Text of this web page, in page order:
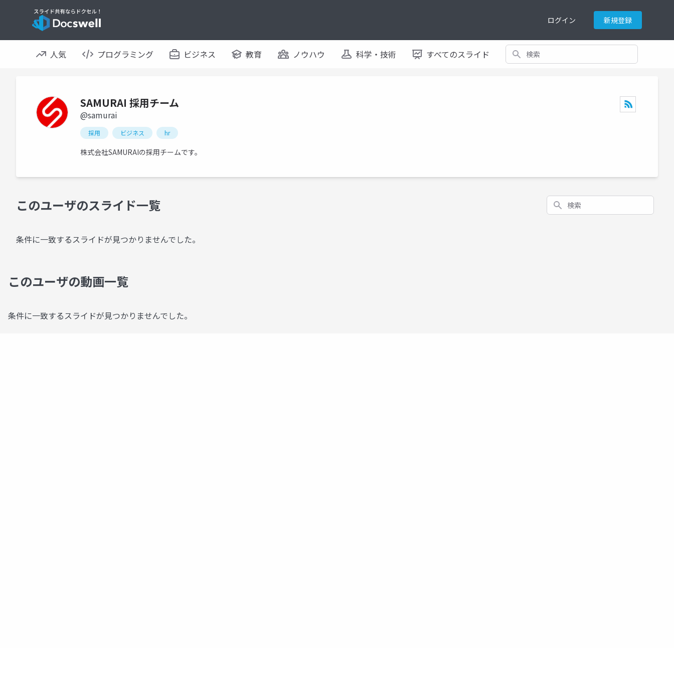
ログイン 新規登録
人気 プログラミング ビジネス 教育 ノウハウ 科学・技術 すべてのスライド 検索
SAMURAI 採用チーム
@samurai
採用 ビジネス hr
株式会社SAMURAIの採用チームです。
このユーザのスライド一覧 検索
条件に一致するスライドが見つかりませんでした。
このユーザの動画一覧
条件に一致するスライドが見つかりませんでした。